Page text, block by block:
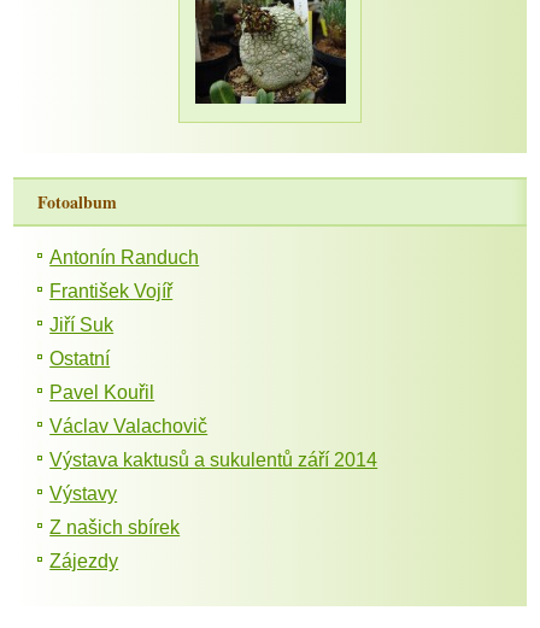
Fotoalbum
Antonín Randuch
František Vojíř
Jiří Suk
Ostatní
Pavel Kouřil
Václav Valachovič
Výstava kaktusů a sukulentů září 2014
Výstavy
Z našich sbírek
Zájezdy